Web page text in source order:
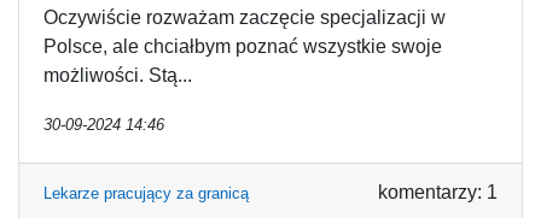
Oczywiście rozważam zaczęcie specjalizacji w
Polsce, ale chciałbym poznać wszystkie swoje
możliwości. Stą...
30-09-2024 14:46
Lekarze pracujący za granicą komentarzy: 1